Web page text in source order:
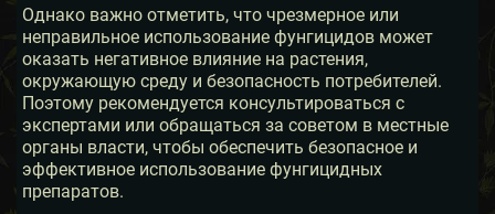
Однако важно отметить, что чрезмерное или
неправильное использование фунгицидов может
оказать негативное влияние на растения,
окружающую среду и безопасность потребителей.
Поэтому рекомендуется консультироваться с
экспертами или обращаться за советом в местные
органы власти, чтобы обеспечить безопасное и
эффективное использование фунгицидных
препаратов.